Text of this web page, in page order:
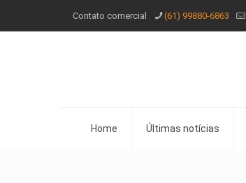
Contato comercial (61) 99880-6863
Home Últimas notícias